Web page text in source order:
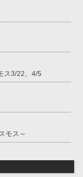
ス3/22、4/5
モス～